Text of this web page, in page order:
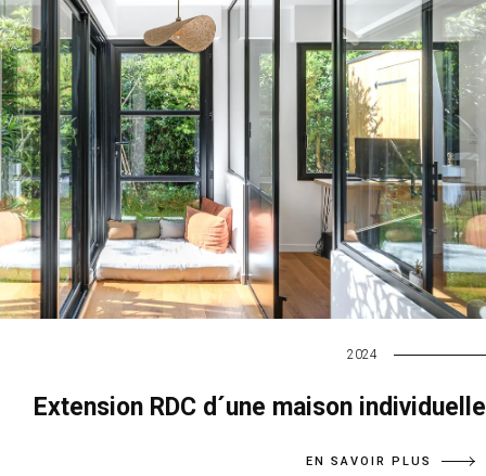
2024
Extension RDC d´une maison individuelle
EN SAVOIR PLUS